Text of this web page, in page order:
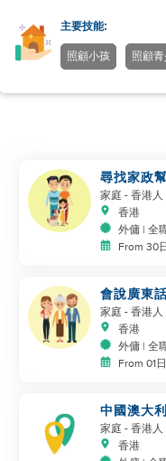
主要技能:
照顧小孩 照顧
尋找家政
家庭 - 香港人
香港
外傭 | 全
From 30
會說廣東
家庭 - 香港人
香港
外傭 | 全
From 01
中國澳大
大的阿姨
家庭 - 香港人
香港